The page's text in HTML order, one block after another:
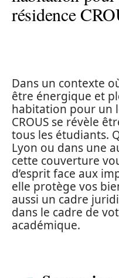
résidence
Dans un contexte
être énergique et
habitation pour un
CROUS se révèle
tous les étudiants.
Lyon ou dans une
cette couverture
d’esprit face aux
elle protège vos
aussi un cadre
dans le cadre de
académique.